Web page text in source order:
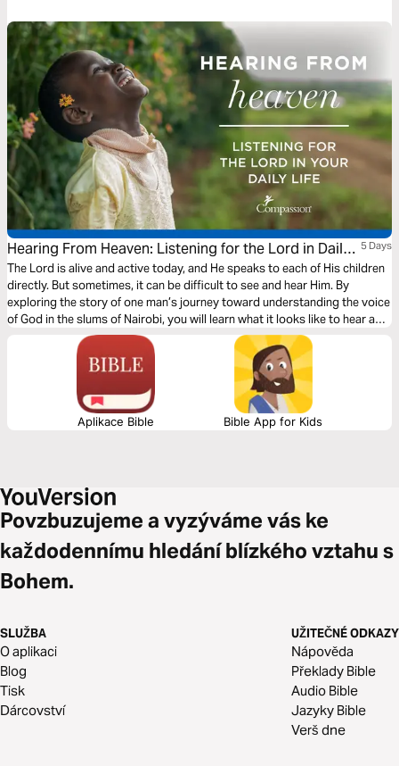
explore how to set up personal guardrails.
Hearing From Heaven: Listening for the Lord in Daily
Life
5 Days
The Lord is alive and active today, and He speaks to each of His children
directly. But sometimes, it can be difficult to see and hear Him. By
exploring the story of one man’s journey toward understanding the voice
of God in the slums of Nairobi, you will learn what it looks like to hear and
Aplikace Bible Bible App for Kids
Povzbuzujeme a vyzýváme vás ke
každodennímu hledání blízkého vztahu s
Bohem.
SLUŽBA
O aplikaci
Blog
Tisk
Dárcovství
UŽITEČNÉ ODKAZY
Nápověda
Překlady Bible
Audio Bible
Jazyky Bible
Verš dne